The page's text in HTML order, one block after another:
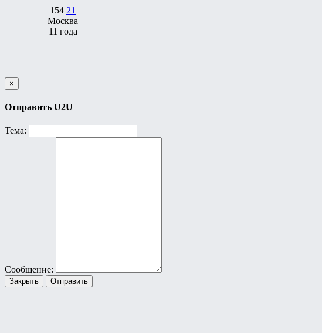
154 21
Москва
11 года
×
Отправить U2U
Тема:
Сообщение:
Закрыть Отправить